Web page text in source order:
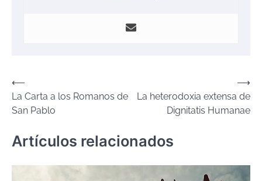
Navegación
de
⟵
La Carta a los Romanos de
San Pablo
La heterodoxia extensa de
Dignitatis Humanae
⟶
Artículos relacionados